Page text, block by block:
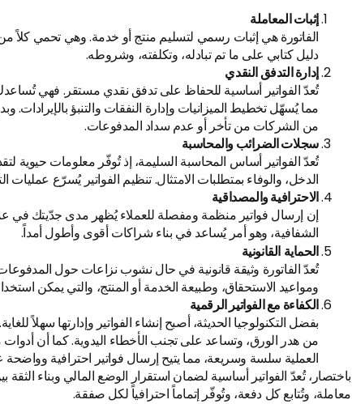
إثبات المعاملة
الفاتورة هي إثبات رسمي لتسليم منتج أو خدمة. وهي تحمي كلاً
دليل كتابي على ما تم تبادله، وتكلفته، وشروطه.
إدارة التدفق النقدي
تُعدّ الفواتير أساسية للحفاظ على تدفق نقدي مستقر. فهي
مما يُسهّل تخطيط الميزانيات وإدارة النفقات والتنبؤ بالإيرادات.
من الشركات من تأخر أو عدم سداد المدفوعات.
سجلات الضرائب والمحاسبة
تُعدّ الفواتير أساس المحاسبة السليمة، إذ تُوفّر معلومات حيوية
الدخل، والوفاء بمتطلبات الامتثال. تنظيم الفواتير يُسرّع
الاحترافية والمصداقية
إن إرسال فواتير منظمة ومفصلة للعملاء يُظهر مدى جدّيتك في
الشفافية، وهو أمر يُساعد في بناء شراكات أقوى وأطول أمداً.
الحماية القانونية
تُعدّ الفاتورة وثيقة قانونية في حال نشوب نزاعات حول
ومواعيد الاستحقاق، وطبيعة الخدمة أو المنتج، والتي يمكن
الكفاءة مع الفواتير الرقمية
بفضل التكنولوجيا الحديثة، أصبح إنشاء الفواتير وإدارتها سهلاً
من هدر الورق، وتساعد على تجنب الأخطاء اليدوية. كما أن أدوات
العملية سلسة وسريعة، مما يتيح إرسال فواتير احترافية وواضحة
باختصار، تُعدّ الفواتير أساسية لضمان استقرار الوضع المالي وبناء
معاملة، وتُتابع كل دفعة، وتُوفّر إتماماً احترافياً لكل صفقة.